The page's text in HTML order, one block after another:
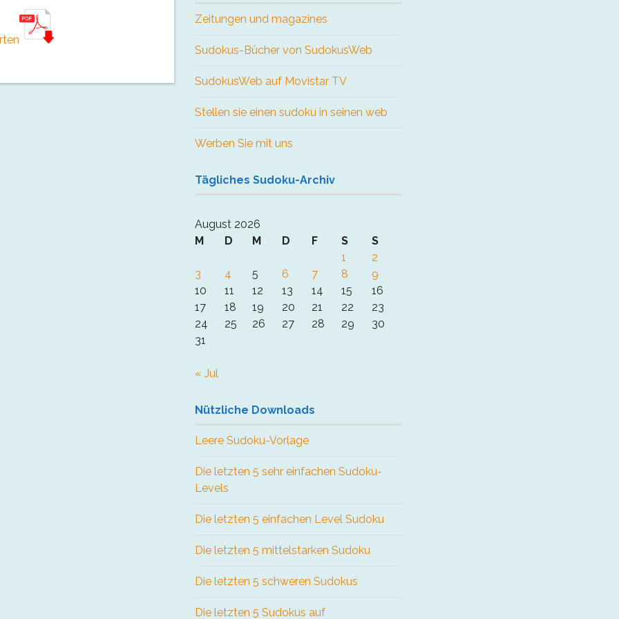
Zeitungen und magazines
Sudokus-Bücher von SudokusWeb
SudokusWeb auf Movistar TV
Stellen sie einen sudoku in seinen web
Werben Sie mit uns
Tägliches Sudoku-Archiv
August 2026
M
D M D F S
S
1
2
3
4 5 6 7 8
9
10
11 12 13 14 15
16
17
18 19 20 21 22
23
24
25 26 27 28 29
30
31
« Jul
Nützliche Downloads
Leere Sudoku-Vorlage
Die letzten 5 sehr einfachen Sudoku-
Levels
Die letzten 5 einfachen Level Sudoku
Die letzten 5 mittelstarken Sudoku
Die letzten 5 schweren Sudokus
Die letzten 5 Sudokus auf